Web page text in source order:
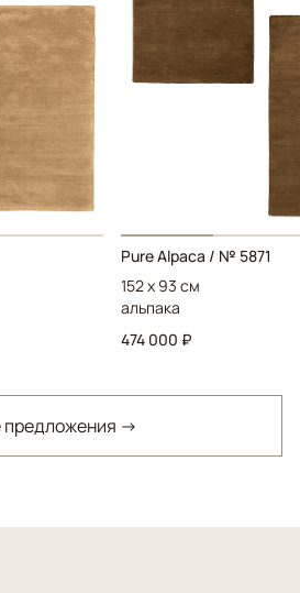
Pure Alpaca / № 5871
152 x 93 см
альпака
474 000 ₽
предложения →